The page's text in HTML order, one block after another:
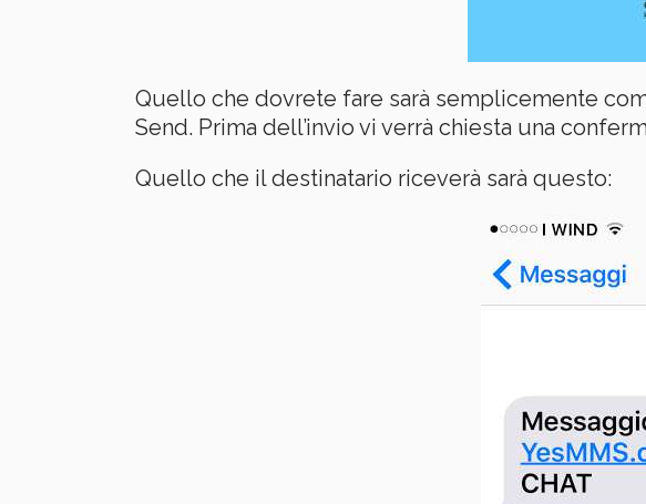
Quello che dovrete fare sarà semplicemente
Send. Prima dell’invio vi verrà chiesta una
Quello che il destinatario riceverà sarà questo: